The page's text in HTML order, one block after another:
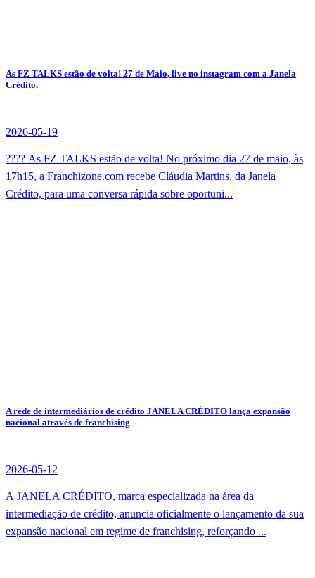
As FZ TALKS estão de volta! 27 de Maio, live no instagram com a Janela
Crédito.
2026-05-19
???? As FZ TALKS estão de volta! No próximo dia 27 de maio, às
17h15, a Franchizone.com recebe Cláudia Martins, da Janela
Crédito, para uma conversa rápida sobre oportuni...
A rede de intermediários de crédito JANELA CRÉDITO lança expansão
nacional através de franchising
2026-05-12
A JANELA CRÉDITO, marca especializada na área da
intermediação de crédito, anuncia oficialmente o lançamento da sua
expansão nacional em regime de franchising, reforçando ...